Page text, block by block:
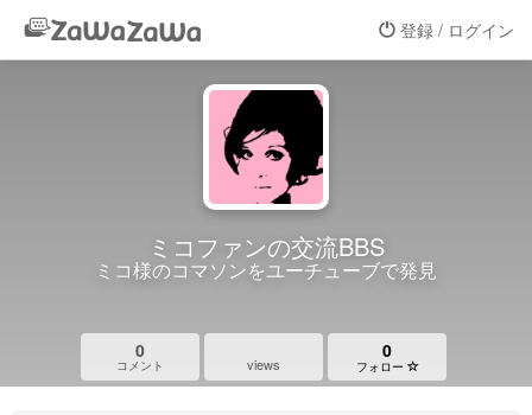
登録 / ログイン
ミコファンの交流BBS
ミコ様のコマソンをユーチューブで発見
0
コメント views
0
フォロー